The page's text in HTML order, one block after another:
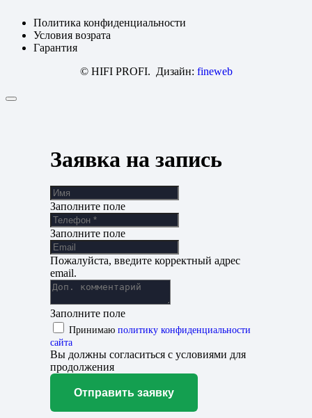
Политика конфиденциальности
Условия возрата
Гарантия
© HIFI PROFI. Дизайн: fineweb
Заявка на запись
Заполните поле
Заполните поле
Пожалуйста, введите корректный адрес
email.
Заполните поле
Принимаю политику конфиденциальности
сайта
Вы должны согласиться с условиями для
продолжения
Отправить заявку